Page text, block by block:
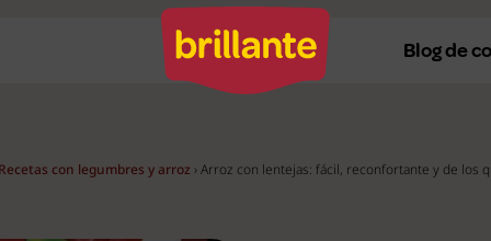
Blog de
Recetas con legumbres y arroz ›Arroz con lentejas: fácil, reconfortante y de los